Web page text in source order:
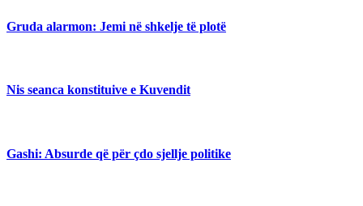
Gruda alarmon: Jemi në shkelje të plotë
Nis seanca konstituive e Kuvendit
Gashi: Absurde që për çdo sjellje politike